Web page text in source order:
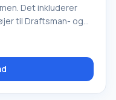
Det inkluderer
til Draftsman- og
med Pascal
er at studere og
Funktioner